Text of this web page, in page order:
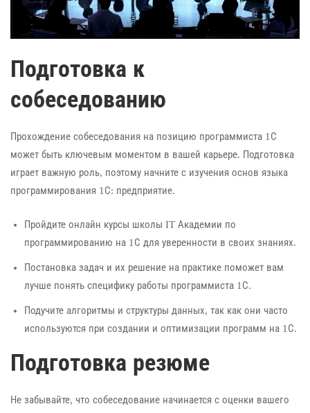
Подготовка к
собеседованию
Прохождение собеседования на позицию программиста 1С
может быть ключевым моментом в вашей карьере. Подготовка
играет важную роль, поэтому начните с изучения основ языка
программирования 1С: предприятие.
Пройдите онлайн курсы школы IT Академии по
программированию на 1С для уверенности в своих знаниях.
Постановка задач и их решение на практике поможет вам
лучше понять специфику работы программиста 1С.
Подучите алгоритмы и структуры данных, так как они часто
используются при создании и оптимизации программ на 1С.
Подготовка резюме
Не забывайте, что собеседование начинается с оценки вашего